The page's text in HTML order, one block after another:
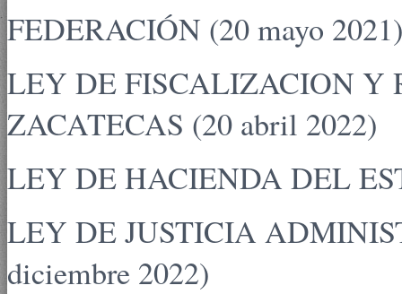
FEDERACIÓN (20 mayo 2021)
LEY DE FISCALIZACION Y
ZACATECAS (20 abril 2022)
LEY DE HACIENDA DEL
LEY DE JUSTICIA
diciembre 2022)